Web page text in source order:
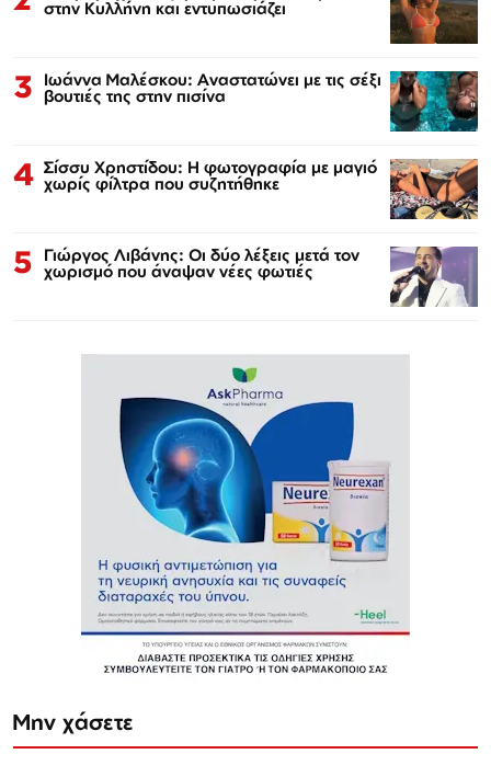
στην Κυλλήνη και εντυπωσιάζει
3 Ιωάννα Μαλέσκου: Αναστατώνει με τις σέξι
βουτιές της στην πισίνα
4 Σίσσυ Χρηστίδου: Η φωτογραφία με μαγιό
χωρίς φίλτρα που συζητήθηκε
5 Γιώργος Λιβάνης: Οι δύο λέξεις μετά τον
χωρισμό που άναψαν νέες φωτιές
Μην χάσετε